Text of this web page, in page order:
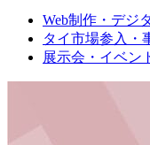
Web制作・デジ
タイ市場参入・
展示会・イベン